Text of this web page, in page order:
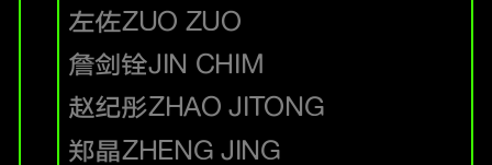
左佐ZUO ZUO
詹剑铨JIN CHIM
赵纪彤ZHAO JITONG
郑晶ZHENG JING